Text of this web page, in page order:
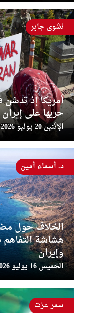
أمريكا إذ
حربها على إيران
الإثنين 20 يوليو 2026 - 10:31:59
نشوى جابر
الخلاف حول
هشاشة التفاهم
وإيران
الخميس 16 يوليو 2026 - 20:05:36
د. أسماء أمين
سمر عزت